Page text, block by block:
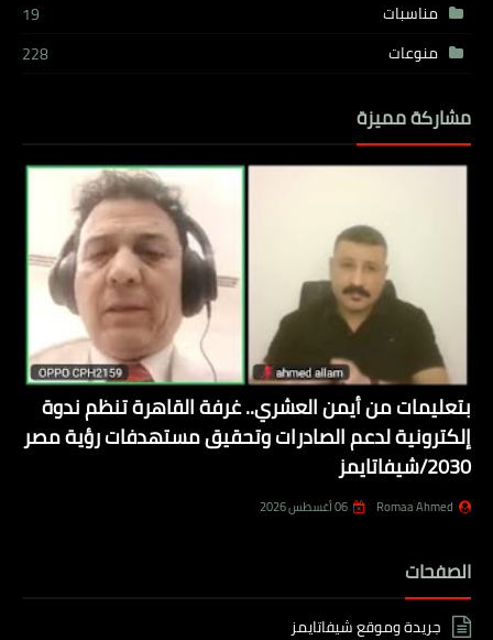
مناسبات
19
منوعات
228
مشاركة مميزة
بتعليمات من أيمن العشري.. غرفة القاهرة تنظم ندوة
إلكترونية لدعم الصادرات وتحقيق مستهدفات رؤية مصر
2030/شيفاتايمز
Romaa Ahmed 06 أغسطس 2026
الصفحات
جريدة وموقع شيفاتايمز